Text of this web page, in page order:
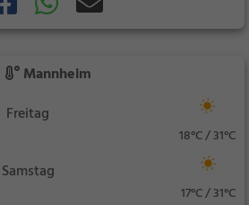
Mannheim
Freitag
18°C / 31°C
Samstag
17°C / 31°C